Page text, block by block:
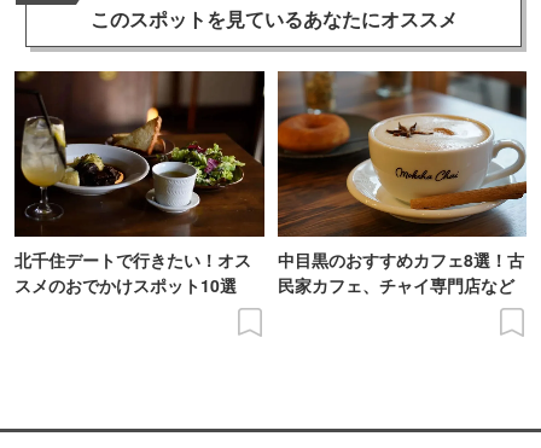
このスポットを見ているあなたにオススメ
北千住デートで行きたい！オス
スメのおでかけスポット10選
中目黒のおすすめカフェ8選！古
民家カフェ、チャイ専門店など